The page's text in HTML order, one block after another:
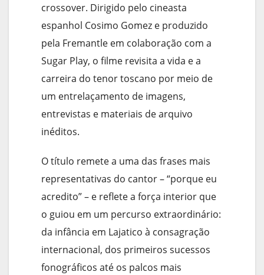
crossover. Dirigido pelo cineasta
espanhol Cosimo Gomez e produzido
pela Fremantle em colaboração com a
Sugar Play, o filme revisita a vida e a
carreira do tenor toscano por meio de
um entrelaçamento de imagens,
entrevistas e materiais de arquivo
inéditos.
O título remete a uma das frases mais
representativas do cantor – “porque eu
acredito” – e reflete a força interior que
o guiou em um percurso extraordinário:
da infância em Lajatico à consagração
internacional, dos primeiros sucessos
fonográficos até os palcos mais